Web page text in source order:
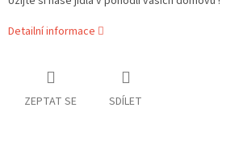
Detailní informace
ZEPTAT SE SDÍLET